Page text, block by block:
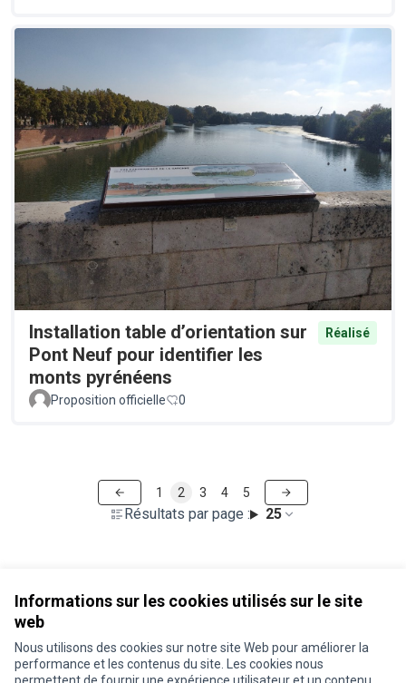
Informations sur les cookies utilisés sur le site
web
Nous utilisons des cookies sur notre site Web pour améliorer la
performance et les contenus du site. Les cookies nous
Installation table d’orientation sur
Pont Neuf pour identifier les
monts pyrénéens
Réalisé
Proposition officielle 0
Résultats par page : 25
1 2 3 4 5
Conditions d'utilisation
Paramètres des cookies